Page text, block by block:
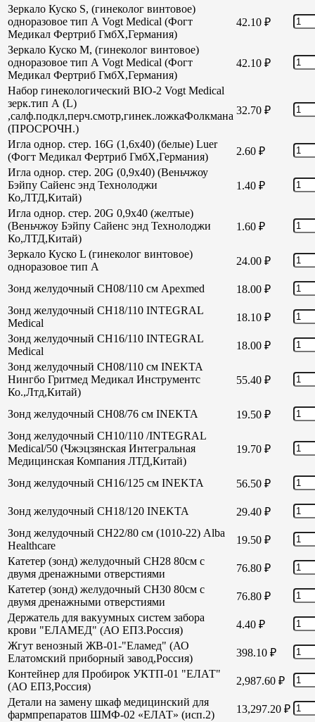
Зеркало Куско S, (гинеколог винтовое)
одноразовое тип А Vogt Medical (Фогт
Медикал Фертриб ГмбХ,Германия)
42.10 ₽
Зеркало Куско М, (гинеколог винтовое)
одноразовое тип А Vogt Medical (Фогт
Медикал Фертриб ГмбХ,Германия)
42.10 ₽
Набор гинекологический BIO-2 Vogt Medical
зерк.тип А (L)
,салф.подкл,перч.смотр,гинек.ложкаФолкмана
(ПРОСРОЧН.)
32.70 ₽
Игла однор. стер. 16G (1,6х40) (белые) Luer
(Фогт Медикал Фертриб ГмбХ,Германия)
2.60 ₽
Игла однор. стер. 20G (0,9х40) (Веньчжоу
Бэйпу Сайенс энд Технолоджи
Ко,ЛТД,Китай)
1.40 ₽
Игла однор. стер. 20G 0,9х40 (желтые)
(Веньчжоу Бэйпу Сайенс энд Технолоджи
Ко,ЛТД,Китай)
1.60 ₽
Зеркало Куско L (гинеколог винтовое)
одноразовое тип А
24.00 ₽
Зонд желудочный СН08/110 см Apexmed 18.00 ₽
Зонд желудочный СН18/110 INTEGRAL
Medical
18.10 ₽
Зонд желудочный СН16/110 INTEGRAL
Medical
18.00 ₽
Зонд желудочный СН08/110 см INEKTA
Нингбо Гритмед Медикал Инструментс
Ко.,Лтд,Китай)
55.40 ₽
Зонд желудочный СН08/76 см INEKTA 19.50 ₽
Зонд желудочный СН10/110 /INTEGRAL
Medical/50 (Чжэцзянская Интегральная
Медицинская Компания ЛТД,Китай)
19.70 ₽
Зонд желудочный СН16/125 см INEKTA 56.50 ₽
Зонд желудочный СН18/120 INEKTA 29.40 ₽
Зонд желудочный СН22/80 см (1010-22) Alba
Healthcare
19.50 ₽
Катетер (зонд) желудочный СН28 80см с
двумя дренажными отверстиями
76.80 ₽
Катетер (зонд) желудочный СН30 80см с
двумя дренажными отверстиями
76.80 ₽
Держатель для вакуумных систем забора
крови "ЕЛАМЕД" (АО ЕПЗ.Россия)
4.40 ₽
Жгут венозный ЖВ-01-"Еламед" (АО
Елатомский приборный завод,Россия)
398.10 ₽
Контейнер для Пробирок УКТП-01 "ЕЛАТ"
(АО ЕПЗ,Россия)
2,987.60 ₽
Детали на замену шкаф медицинский для
фармпрепаратов ШМФ-02 «ЕЛАТ» (исп.2)
13,297.20 ₽